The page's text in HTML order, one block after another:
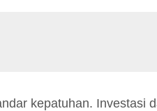
kepatuhan. Investasi